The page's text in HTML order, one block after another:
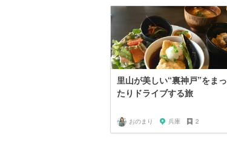
里山が美しい“裏神戸”をまっ
たりドライブする旅
おのまり 兵庫 2